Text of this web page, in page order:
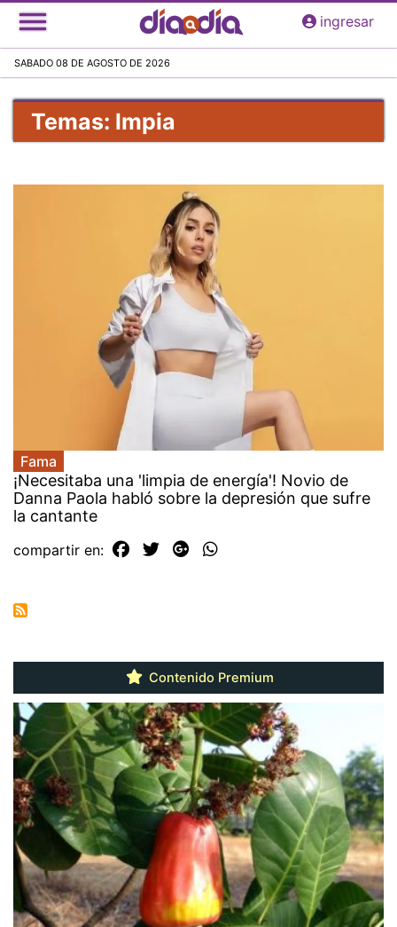
Pasar
al
principal
ingresar
SABADO 08 DE AGOSTO DE 2026
Temas: lmpia
Fama
¡Necesitaba una 'limpia de energía'! Novio de
Danna Paola habló sobre la depresión que sufre
la cantante
compartir en:
Contenido Premium